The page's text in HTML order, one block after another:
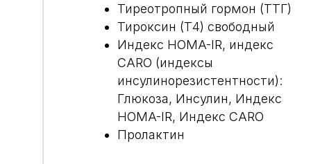
Тиреотропный гормон (ТТГ)
Тироксин (Т4) свободный
Индекс HOMA-IR, индекс
CARO (индексы
инсулинорезистентности):
Глюкоза, Инсулин, Индекс
HOMA-IR, Индекс CARO
Пролактин